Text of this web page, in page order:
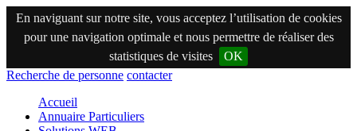
En naviguant sur notre site, vous acceptez l’utilisation de cookies
pour une navigation optimale et nous permettre de réaliser des
statistiques de visites
OK
Recherche de personne contacter
Accueil
Annuaire Particuliers